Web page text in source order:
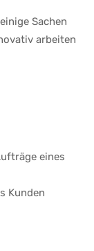
Sachen
arbeiten
eines
Kunden